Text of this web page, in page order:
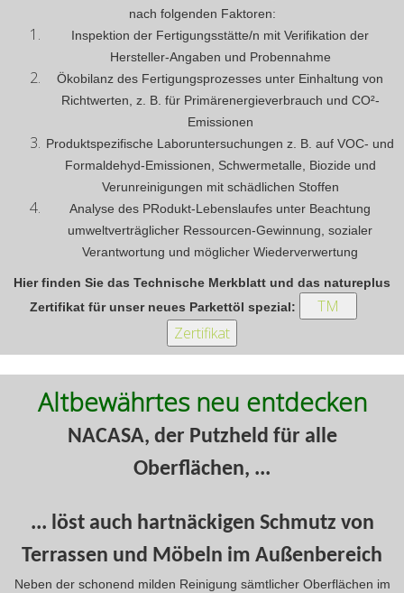
nach folgenden Faktoren:
Inspektion der Fertigungsstätte/n mit Verifikation der
Hersteller-Angaben und Probennahme
Ökobilanz des Fertigungsprozesses unter Einhaltung von
Richtwerten, z. B. für Primärenergieverbrauch und CO²-
Emissionen
Produktspezifische Laboruntersuchungen z. B. auf VOC- und
Formaldehyd-Emissionen, Schwermetalle, Biozide und
Verunreinigungen mit schädlichen Stoffen
Analyse des PRodukt-Lebenslaufes unter Beachtung
umweltverträglicher Ressourcen-Gewinnung, sozialer
Verantwortung und möglicher Wiederverwertung
Hier finden Sie das Technische Merkblatt und das natureplus
Zertifikat für unser neues Parkettöl spezial:
Altbewährtes neu entdecken
NACASA, der Putzheld für alle
Oberflächen, ...
... löst auch hartnäckigen Schmutz von
Terrassen und Möbeln im Außenbereich
Neben der schonend milden Reinigung sämtlicher Oberflächen im